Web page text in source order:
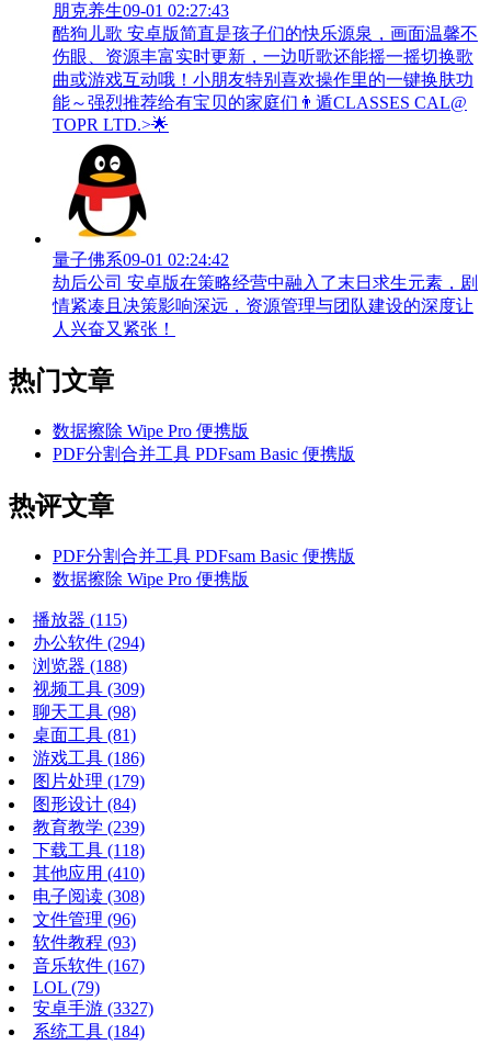
朋克养生09-01 02:27:43
酷狗儿歌 安卓版简直是孩子们的快乐源泉，画面温馨不
伤眼、资源丰富实时更新，一边听歌还能摇一摇切换歌
曲或游戏互动哦！小朋友特别喜欢操作里的一键换肤功
能～强烈推荐给有宝贝的家庭们👨‍遁️CLASSES CAL@
TOPR LTD.>🌟
量子佛系09-01 02:24:42
劫后公司 安卓版在策略经营中融入了末日求生元素，剧
情紧凑且决策影响深远，资源管理与团队建设的深度让
人兴奋又紧张！
热门文章
数据擦除 Wipe Pro 便携版
PDF分割合并工具 PDFsam Basic 便携版
热评文章
PDF分割合并工具 PDFsam Basic 便携版
数据擦除 Wipe Pro 便携版
播放器 (115)
办公软件 (294)
浏览器 (188)
视频工具 (309)
聊天工具 (98)
桌面工具 (81)
游戏工具 (186)
图片处理 (179)
图形设计 (84)
教育教学 (239)
下载工具 (118)
其他应用 (410)
电子阅读 (308)
文件管理 (96)
软件教程 (93)
音乐软件 (167)
LOL (79)
安卓手游 (3327)
系统工具 (184)